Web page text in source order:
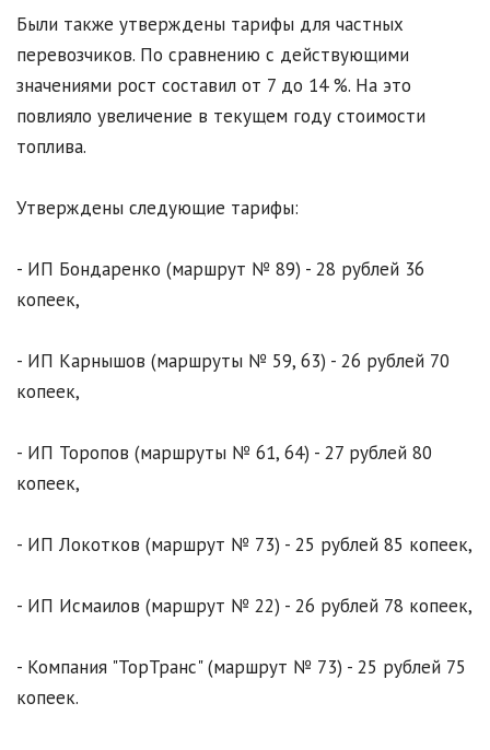
Были также утверждены тарифы для частных
перевозчиков. По сравнению с действующими
значениями рост составил от 7 до 14 %. На это
повлияло увеличение в текущем году стоимости
топлива.
Утверждены следующие тарифы:
- ИП Бондаренко (маршрут № 89) - 28 рублей 36
копеек,
- ИП Карнышов (маршруты № 59, 63) - 26 рублей 70
копеек,
- ИП Торопов (маршруты № 61, 64) - 27 рублей 80
копеек,
- ИП Локотков (маршрут № 73) - 25 рублей 85 копеек,
- ИП Исмаилов (маршрут № 22) - 26 рублей 78 копеек,
- Компания "ТорТранс" (маршрут № 73) - 25 рублей 75
копеек.